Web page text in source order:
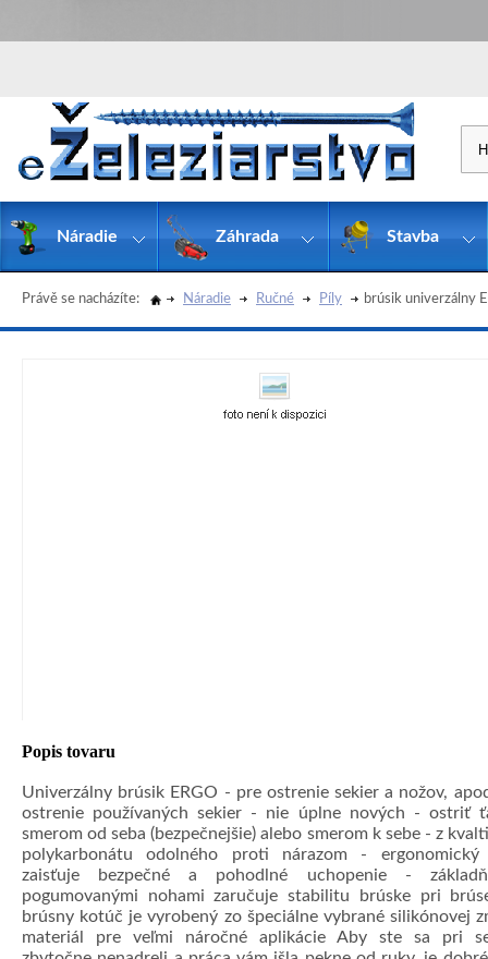
Právě se nacházíte: Náradie Ručné Píly brúsik univerzálny
Popis tovaru
Univerzálny brúsik ERGO - pre ostrenie sekier a nožov,
ostrenie používaných sekier - nie úplne nových - ostriť
smerom od seba (bezpečnejšie) alebo smerom k sebe - z
polykarbonátu odolného proti nárazom -
zaisťuje bezpečné a pohodlné uchopenie -
pogumovanými nohami zaručuje stabilitu brúske pri
brúsny kotúč je vyrobený zo špeciálne vybrané silikónovej
materiál pre veľmi náročné aplikácie Aby ste sa pri
Náradie Záhrada Stavba